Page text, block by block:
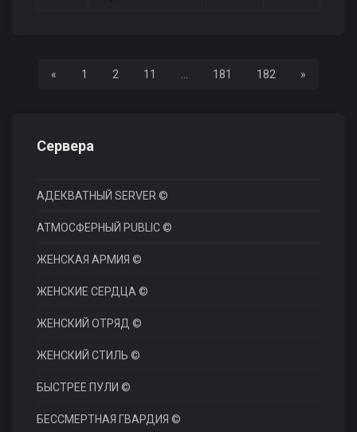
« Назад1 2 11 181 182 »
Сервера
АДЕКВАТНЫЙ SERVER ©
АТМОСФЕРНЫЙ PUBLIC ©
ЖЕНСКАЯ АРМИЯ ©
ЖЕНСКИЕ СЕРДЦА ©
ЖЕНСКИЙ ОТРЯД ©
ЖЕНСКИЙ СТИЛЬ ©
БЫСТРЕЕ ПУЛИ ©
БЕССМЕРТНАЯ ГВАРДИЯ ©